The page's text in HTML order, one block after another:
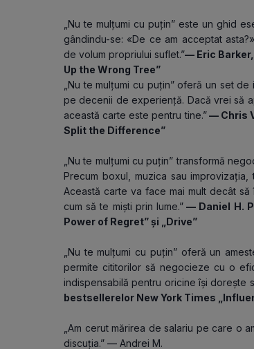
„Nu te mulțumi cu puțin” este un ghid
gândindu-se: «De ce am acceptat
de volum propriului suflet.”— Eric
Up the Wrong Tree”
„Nu te mulțumi cu puțin” oferă un set
pe decenii de experiență. Dacă vrei să
această carte este pentru tine.” — Chris
Split the Difference”
„Nu te mulțumi cu puțin” transformă
Precum boxul, muzica sau
Această carte va face mai mult decât
cum să te miști prin lume.” — Daniel H.
Power of Regret” și „Drive”
„Nu te mulțumi cu puțin” oferă un
permite cititorilor să negocieze cu o
indispensabilă pentru oricine își dorește
bestsellerelor New York Times
„Am cerut mărirea de salariu pe care o
discuția.” — Andrei M.